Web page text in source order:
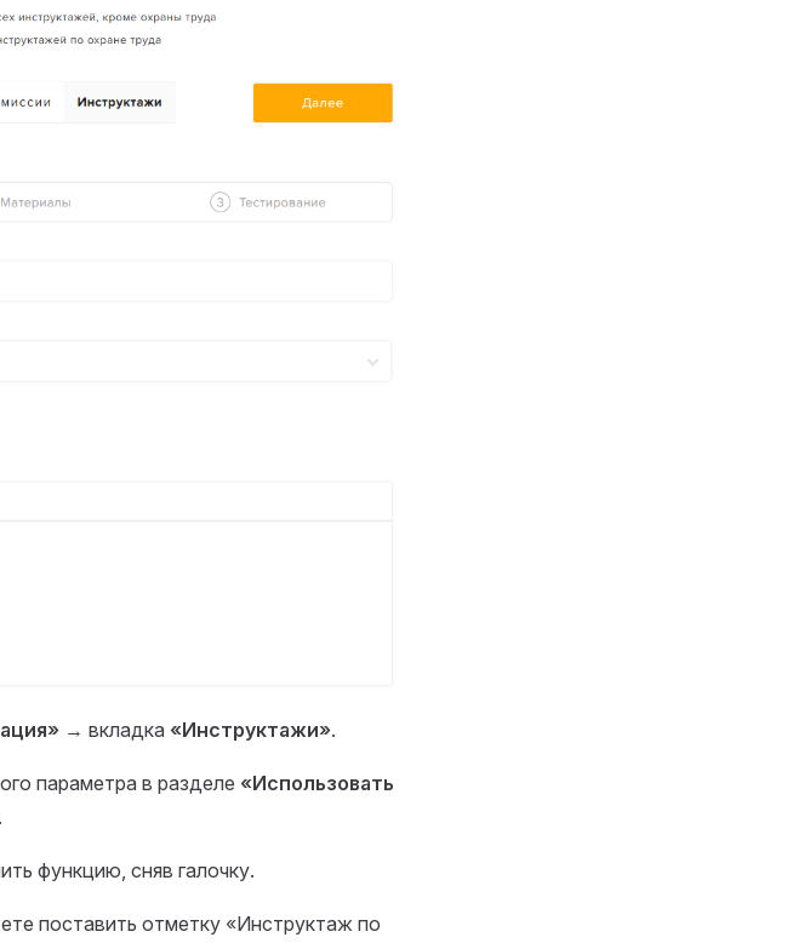
→ вкладка «Инструктажи».
параметра в разделе «Использовать
.
функцию, сняв галочку.
поставить отметку «Инструктаж по